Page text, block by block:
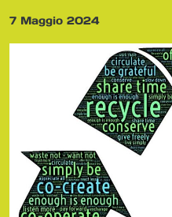
7 Maggio 2024